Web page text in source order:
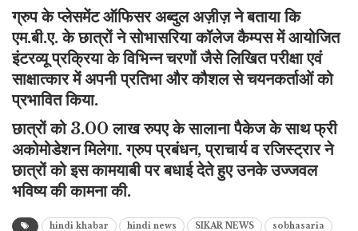
ग्रुप के प्लेसमेंट ऑफिसर अब्दुल अज़ीज़ ने बताया कि
एम.बी.ए. के छात्रों ने सोभासरिया कॉलेज कैम्पस में आयोजित
इंटरव्यू प्रक्रिया के विभिन्न चरणों जैसे लिखित परीक्षा एवं
साक्षात्कार में अपनी प्रतिभा और कौशल से चयनकर्ताओं को
प्रभावित किया.
छात्रों को 3.00 लाख रुपए के सालाना पैकेज के साथ फ्री
अकोमोडेशन मिलेगा. ग्रुप प्रबंधन, प्राचार्य व रजिस्ट्रार ने
छात्रों को इस कामयाबी पर बधाई देते हुए उनके उज्जवल
भविष्य की कामना की.
hindi khabar hindi news SIKAR NEWS sobhasaria